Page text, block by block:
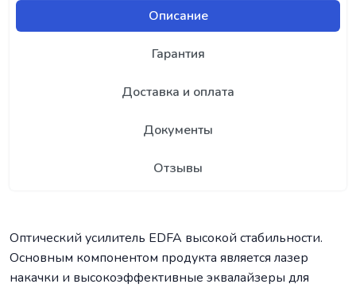
Описание
Гарантия
Доставка и оплата
Документы
Отзывы
Оптический усилитель EDFA высокой стабильности.
Основным компонентом продукта является лазер
накачки и высокоэффективные эквалайзеры для